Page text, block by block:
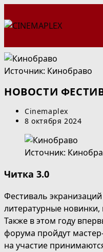
к
Источник: Кинобраво
НОВОСТИ
Автор
записи:
Cinemaplex
Запись
8 октября 2024
Источник:
Читка 3.0
Фестиваль
литературные
Также в этом году
форума пройдут
на участие